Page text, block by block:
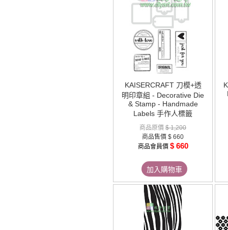
KAISERCRAFT 刀模+透
明印章組 - Decorative Die
& Stamp - Handmade
Labels 手作人標籤
商品原價 $ 1,200
商品售價 $ 660
商品會員價 $ 660
加入購物車